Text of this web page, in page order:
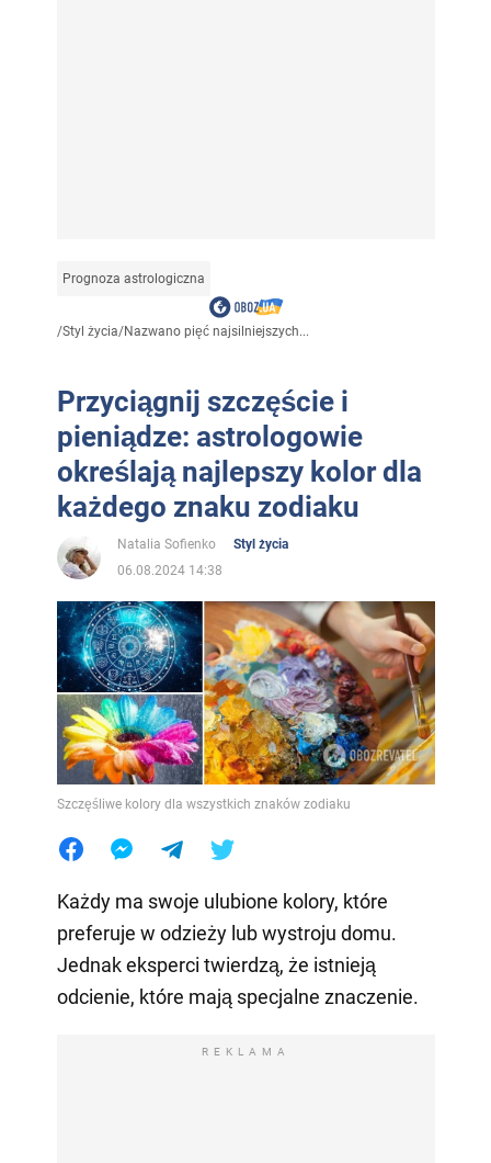
Prognoza astrologiczna
/Styl życia/Nazwano pięć najsilniejszych...
Przyciągnij szczęście i
pieniądze: astrologowie
określają najlepszy kolor dla
każdego znaku zodiaku
Natalia Sofienko
Styl życia
06.08.2024 14:38
Szczęśliwe kolory dla wszystkich znaków zodiaku
Każdy ma swoje ulubione kolory, które
preferuje w odzieży lub wystroju domu.
Jednak eksperci twierdzą, że istnieją
odcienie, które mają specjalne znaczenie.
REKLAMA